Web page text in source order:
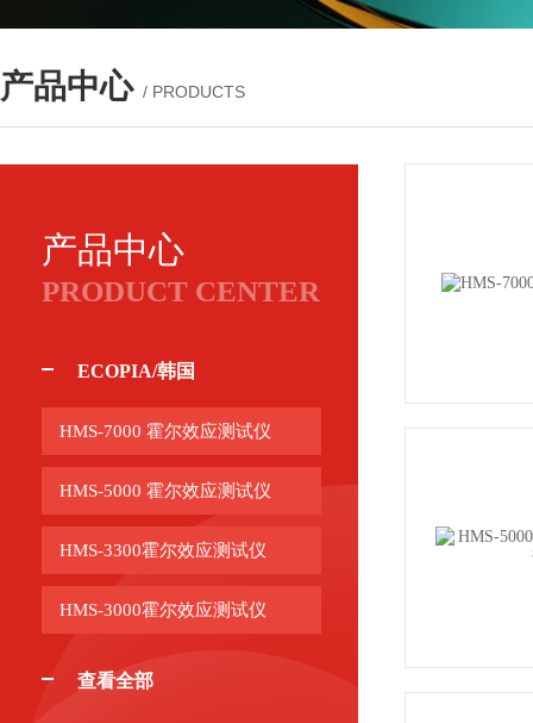
产品中心 / PRODUCTS
产品中心
PRODUCT CENTER
ECOPIA/韩国
HMS-7000 霍尔效应测试仪
HMS-5000 霍尔效应测试仪
HMS-3300霍尔效应测试仪
HMS-3000霍尔效应测试仪
查看全部